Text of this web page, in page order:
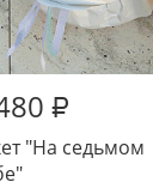
₽
"На седьмом